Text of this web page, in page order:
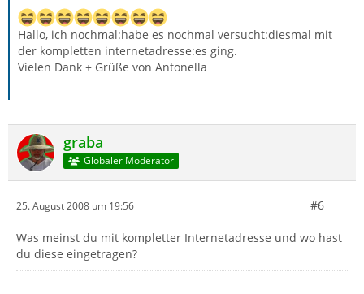
Hallo, ich nochmal:habe es nochmal versucht:diesmal mit
der kompletten internetadresse:es ging.
Vielen Dank + Grüße von Antonella
graba
Globaler Moderator
25. August 2008 um 19:56 #6
Was meinst du mit kompletter Internetadresse und wo hast
du diese eingetragen?